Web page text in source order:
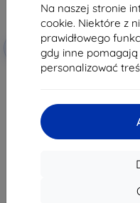
Na naszej stronie
cookie. Niektóre z
prawidłowego
gdy inne
personalizować
Zniżka z
kuponem
Platforma robocza Anycubic
Na stanie: > 5 szt.